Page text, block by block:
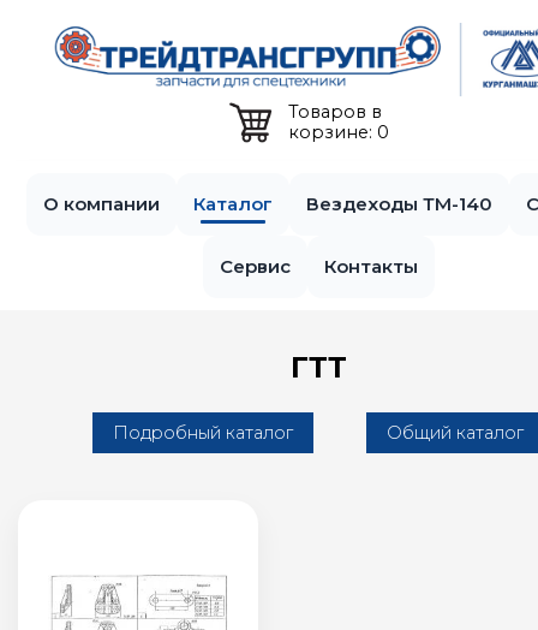
Товаров в
корзине: 0
О компании Каталог Вездеходы ТМ-140
Сервис Контакты
ГТТ
Подробный каталог Общий каталог